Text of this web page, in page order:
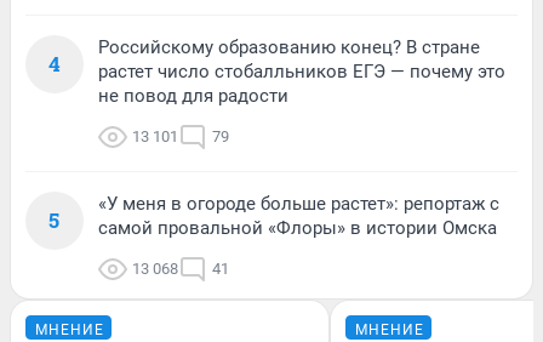
4
Российскому образованию конец? В стране
растет число стобалльников ЕГЭ — почему это
не повод для радости
13 101 79
5
«У меня в огороде больше растет»: репортаж с
самой провальной «Флоры» в истории Омска
13 068 41
МНЕНИЕ МНЕНИЕ